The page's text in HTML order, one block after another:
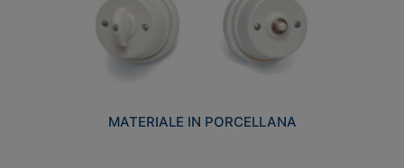
MATERIALE IN PORCELLANA